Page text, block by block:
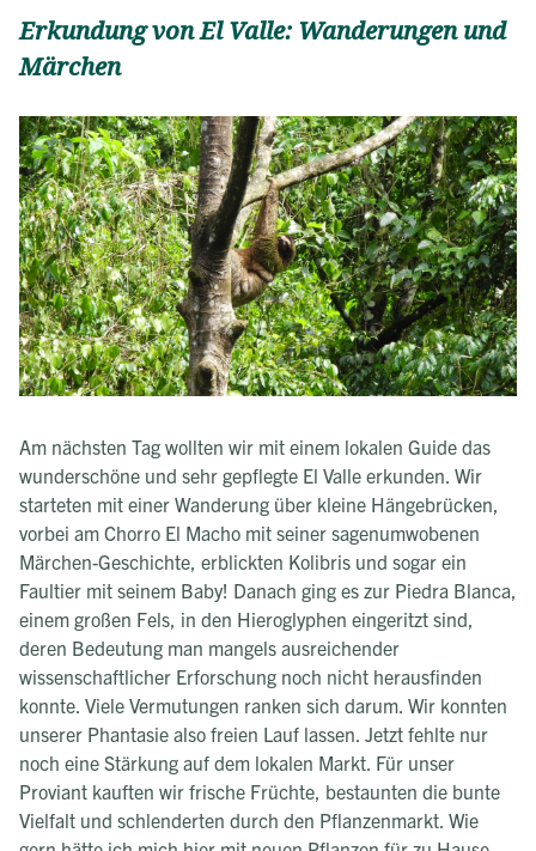
Erkundung von El Valle: Wanderungen und
Märchen
Am nächsten Tag wollten wir mit einem lokalen Guide das
wunderschöne und sehr gepflegte El Valle erkunden. Wir
starteten mit einer Wanderung über kleine Hängebrücken,
vorbei am Chorro El Macho mit seiner sagenumwobenen
Märchen-Geschichte, erblickten Kolibris und sogar ein
Faultier mit seinem Baby! Danach ging es zur Piedra Blanca,
einem großen Fels, in den Hieroglyphen eingeritzt sind,
deren Bedeutung man mangels ausreichender
wissenschaftlicher Erforschung noch nicht herausfinden
konnte. Viele Vermutungen ranken sich darum. Wir konnten
unserer Phantasie also freien Lauf lassen. Jetzt fehlte nur
noch eine Stärkung auf dem lokalen Markt. Für unser
Proviant kauften wir frische Früchte, bestaunten die bunte
Vielfalt und schlenderten durch den Pflanzenmarkt. Wie